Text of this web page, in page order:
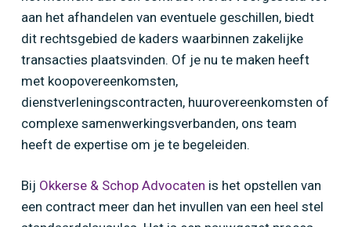
aan het afhandelen van eventuele geschillen, biedt
dit rechtsgebied de kaders waarbinnen zakelijke
transacties plaatsvinden. Of je nu te maken heeft
met koopovereenkomsten,
dienstverleningscontracten, huurovereenkomsten of
complexe samenwerkingsverbanden, ons team
heeft de expertise om je te begeleiden.
Bij Okkerse & Schop Advocaten is het opstellen van
een contract meer dan het invullen van een heel stel